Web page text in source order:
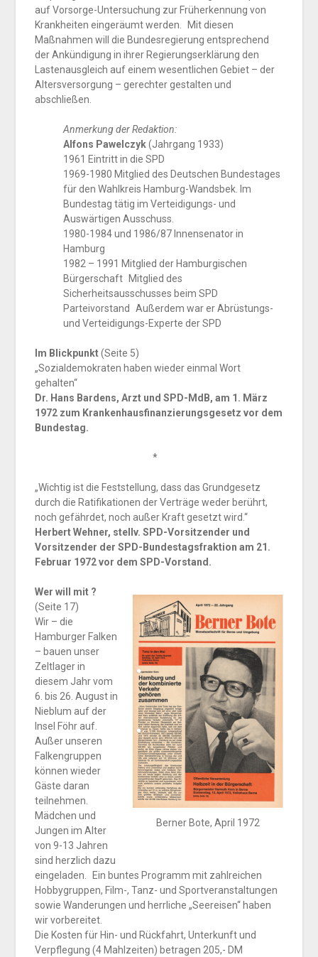
auf Vorsorge-Untersuchung zur Früherkennung von
Krankheiten eingeräumt werden. Mit diesen
Maßnahmen will die Bundesregierung entsprechend
der Ankündigung in ihrer Regierungserklärung den
Lastenausgleich auf einem wesentlichen Gebiet – der
Altersversorgung – gerechter gestalten und
abschließen.
Anmerkung der Redaktion:
Alfons Pawelczyk(Jahrgang 1933)
1961 Eintritt in die SPD
1969-1980 Mitglied des Deutschen Bundestages
für den Wahlkreis Hamburg-Wandsbek. Im
Bundestag tätig im Verteidigungs- und
Auswärtigen Ausschuss.
1980-1984 und 1986/87 Innensenator in
Hamburg
1982 – 1991 Mitglied der Hamburgischen
Bürgerschaft Mitglied des
Sicherheitsausschusses beim SPD
Parteivorstand Außerdem war er Abrüstungs-
und Verteidigungs-Experte der SPD
m Blickpunkt(Seite 5)
„Sozialdemokraten haben wieder einmal Wort
gehalten“
Dr. Hans Bardens, Arzt und SPD-MdB, am 1. März
1972 zum Krankenhausfinanzierungsgesetz vor dem
Bundestag.
*
„Wichtig ist die Feststellung, dass das Grundgesetz
durch die Ratifikationen der Verträge weder berührt,
noch gefährdet, noch außer Kraft gesetzt wird.“
Herbert Wehner, stellv. SPD-Vorsitzender und
Vorsitzender der SPD-Bundestagsfraktion am 21.
Februar 1972 vor dem SPD-Vorstand.
Berner Bote, April 1972
Wer will mit ?
(Seite 17)
Wir – die
Hamburger Falken
– bauen unser
Zeltlager in
diesem Jahr vom
6. bis 26. August in
Nieblum auf der
Insel Föhr auf.
Außer unseren
Falkengruppen
können wieder
Gäste daran
teilnehmen.
Mädchen und
Jungen im Alter
von 9-13 Jahren
sind herzlich dazu
eingeladen. Ein buntes Programm mit zahlreichen
Hobbygruppen, Film-, Tanz- und Sportveranstaltungen
sowie Wanderungen und herrliche „Seereisen“ haben
wir vorbereitet.
Die Kosten für Hin- und Rückfahrt, Unterkunft und
Verpflegung (4 Mahlzeiten) betragen 205,- DM